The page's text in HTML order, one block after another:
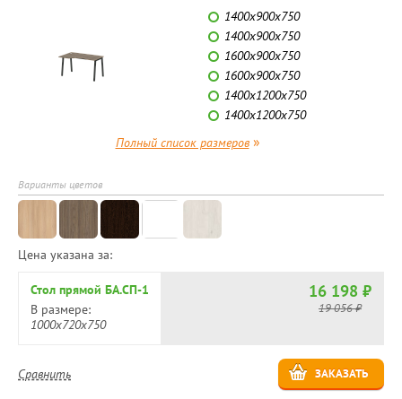
1400х900х750
1400х900х750
1600х900х750
1600х900х750
1400х1200х750
1400х1200х750
Полный список размеров»
Варианты цветов
Цена указана за:
Стол прямой БА.СП-1
В размере:
1000х720х750
16 198 ₽
19 056 ₽
ЗАКАЗАТЬ
Сравнить